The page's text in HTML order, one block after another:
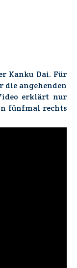
Kanku Dai. Für
die angehenden
erklärt nur
fünfmal rechts